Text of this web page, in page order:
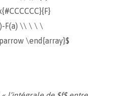
F(a) \\ \ \ \
\end{array}$